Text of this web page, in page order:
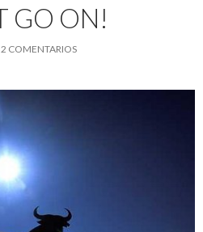
GO ON!
2 COMENTARIOS